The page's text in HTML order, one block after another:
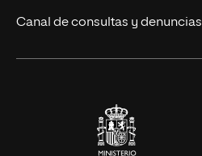
Eventos
Canal de consultas y denuncias